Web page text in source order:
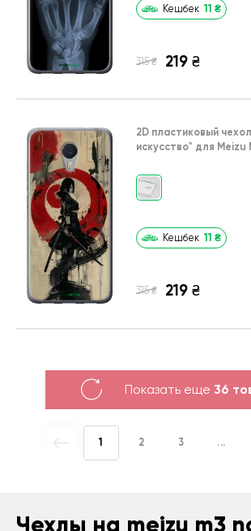
Чехлы на meizu m3
Кешбек 11 ₴
315 ₴ 219 ₴
2D пластиковый чехол
искусство" для Meizu
Кешбек 11 ₴
315 ₴ 219 ₴
Показать еще 36
1 2 3 ...